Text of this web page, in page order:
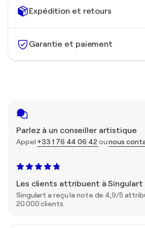
Expédition et retours
Garantie et paiement
Parlez à un conseiller artistique
Appel +33 1 76 44 06 42ounous
Les clients attribuent à Singulart
Singulart a reçu la note de 4,9/5
20 000 clients.